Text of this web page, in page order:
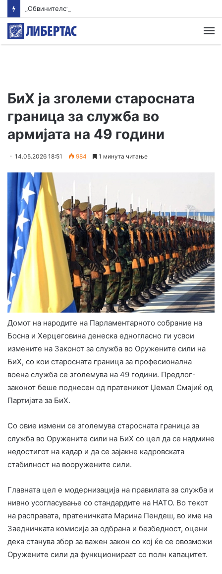
БиХ ја зголеми старосната
граница за служба во
армијата на 49 години
14.05.2026 18:51 984 1 минута читање
Домот на народите на Парламентарното собрание на
Босна и Херцеговина денеска едногласно ги усвои
измените на Законот за служба во Оружените сили на
БиХ, со кои старосната граница за професионална
воена служба се зголемува на 49 години. Предлог-
законот беше поднесен од пратеникот Џемал Смајиќ од
Партијата за БиХ.
Со овие измени се зголемува старосната граница за
служба во Оружените сили на БиХ со цел да се надмине
недостигот на кадар и да се зајакне кадровската
стабилност на вооружените сили.
Главната цел е модернизација на правилата за служба и
нивно усогласување со стандардите на НАТО. Во текот
на расправата, пратеничката Марина Пендеш, во име на
Заедничката комисија за одбрана и безбедност, оцени
дека станува збор за важен закон со кој ќе се овозможи
Оружените сили да функционираат со полн капацитет.